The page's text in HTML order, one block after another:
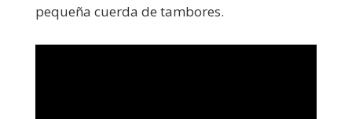
pequeña cuerda de tambores.